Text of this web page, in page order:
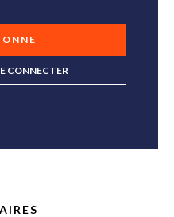
CONNECTER